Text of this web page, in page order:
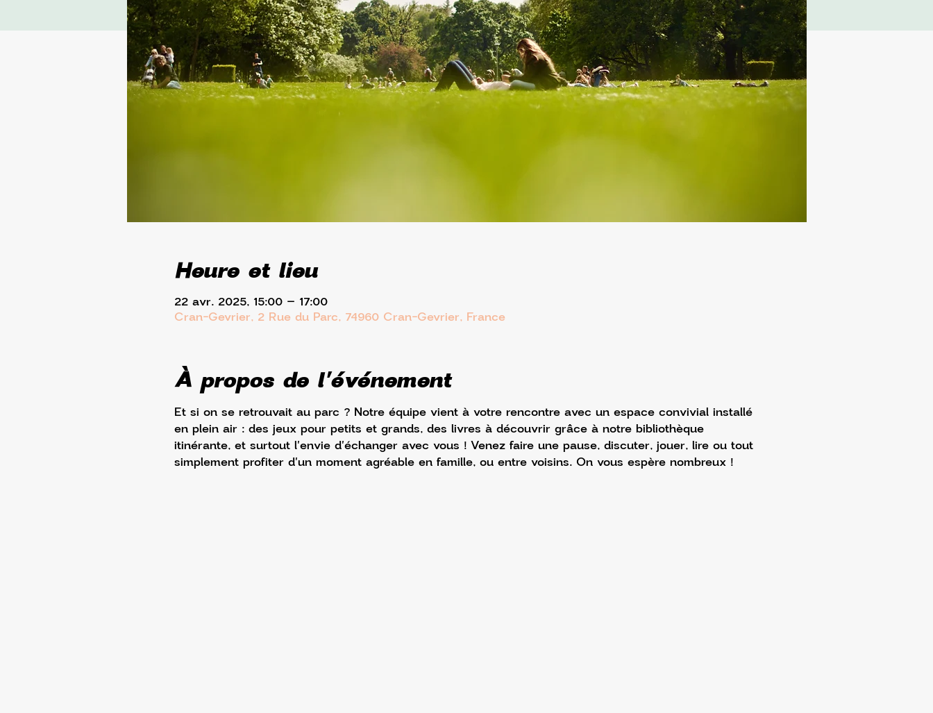
Heure et lieu
22 avr. 2025, 15:00 – 17:00
Cran-Gevrier, 2 Rue du Parc, 74960 Cran-Gevrier, France
À propos de l'événement
Et si on se retrouvait au parc ? Notre équipe vient à votre rencontre avec un espace convivial installé
en plein air : des jeux pour petits et grands, des livres à découvrir grâce à notre bibliothèque
itinérante, et surtout l'envie d'échanger avec vous ! Venez faire une pause, discuter, jouer, lire ou tout
simplement profiter d'un moment agréable en famille, ou entre voisins. On vous espère nombreux !